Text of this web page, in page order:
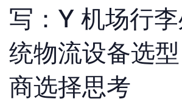
写：Y 机场行
统物流设备选
商选择思考